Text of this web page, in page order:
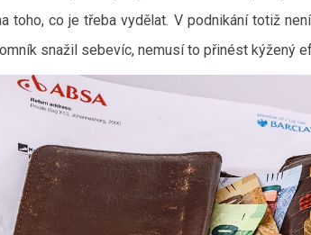
toho, co je třeba vydělat. V podnikání totiž
snažil sebevíc, nemusí to přinést kýžený